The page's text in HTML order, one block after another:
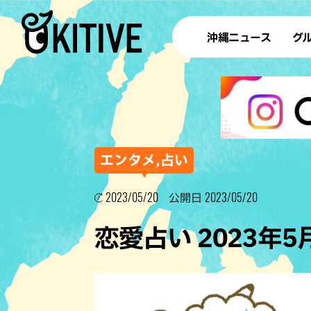
沖縄ニュース グ
ラ
テイ
すし
ステー
その他
エンタメ,占い
2023/05/20 公開日 2023/05/20
恋愛占い 2023年5